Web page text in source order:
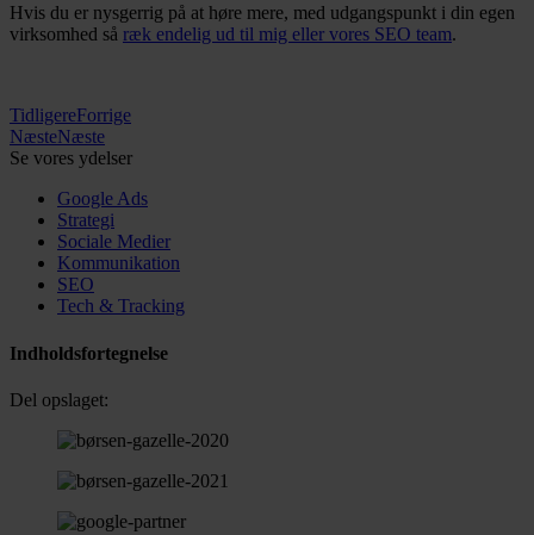
Hvis du er nysgerrig på at høre mere, med udgangspunkt i din egen
virksomhed så ræk endelig ud til mig eller vores SEO team.
TidligereForrige
NæsteNæste
Se vores ydelser
Google Ads
Strategi
Sociale Medier
Kommunikation
SEO
Tech & Tracking
Indholdsfortegnelse
Del opslaget: